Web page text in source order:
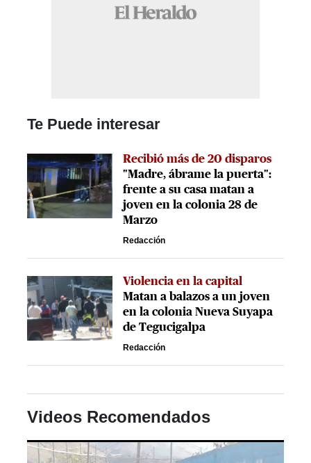
Te Puede interesar
Recibió más de 20 disparos
"Madre, ábrame la puerta":
frente a su casa matan a
joven en la colonia 28 de
Marzo
Redacción
Violencia en la capital
Matan a balazos a un joven
en la colonia Nueva Suyapa
de Tegucigalpa
Redacción
Videos Recomendados